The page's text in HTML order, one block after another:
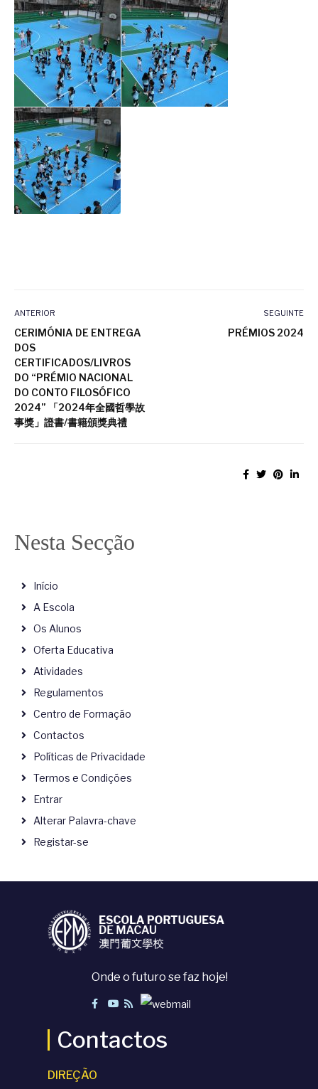
ANTERIOR
CERIMÓNIA DE ENTREGA
DOS
CERTIFICADOS/LIVROS
DO “PRÉMIO NACIONAL
DO CONTO FILOSÓFICO
2024” 「2024年全國哲學故
事獎」證書/書籍頒獎典禮
SEGUINTE
PRÉMIOS 2024
Nesta Secção
Início
A Escola
Os Alunos
Oferta Educativa
Atividades
Regulamentos
Centro de Formação
Contactos
Políticas de Privacidade
Termos e Condições
Entrar
Alterar Palavra-chave
Registar-se
Onde o futuro se faz hoje!
Contactos
DIREÇÃO